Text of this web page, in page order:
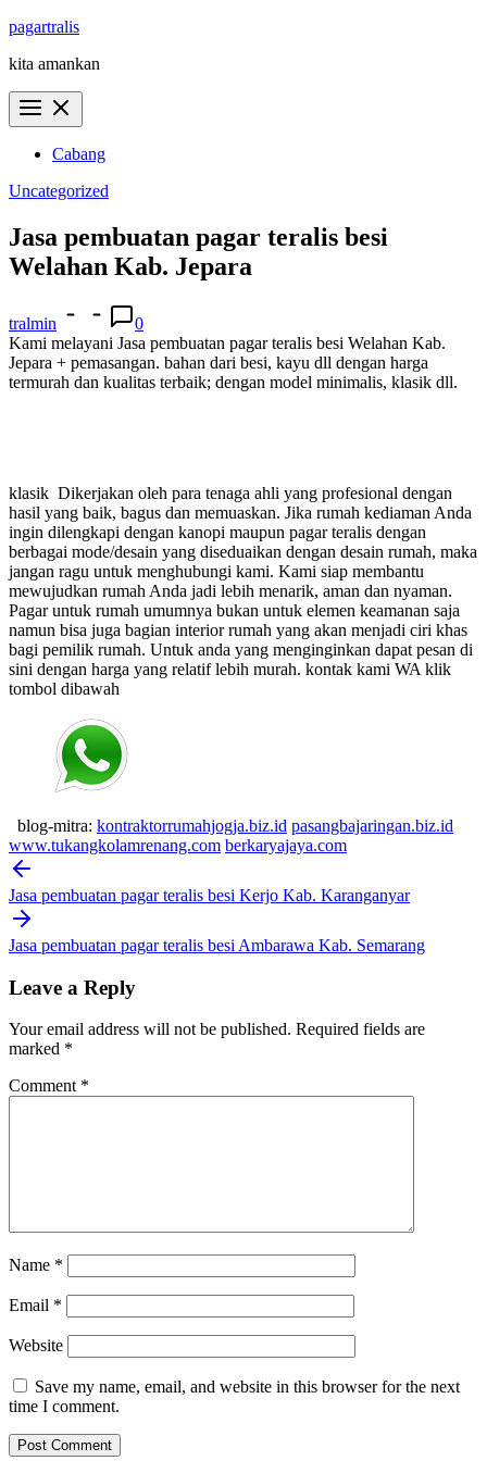
Skip
content
pagartralis
kita amankan
Cabang
Uncategorized
Jasa pembuatan pagar teralis besi
Welahan Kab. Jepara
tralmin
0
Kami melayani Jasa pembuatan pagar teralis besi Welahan Kab.
Jepara + pemasangan. bahan dari besi, kayu dll dengan harga
termurah dan kualitas terbaik; dengan model minimalis, klasik dll.
klasik Dikerjakan oleh para tenaga ahli yang profesional dengan
hasil yang baik, bagus dan memuaskan. Jika rumah kediaman Anda
ingin dilengkapi dengan kanopi maupun pagar teralis dengan
berbagai mode/desain yang diseduaikan dengan desain rumah, maka
jangan ragu untuk menghubungi kami. Kami siap membantu
mewujudkan rumah Anda jadi lebih menarik, aman dan nyaman.
Pagar untuk rumah umumnya bukan untuk elemen keamanan saja
namun bisa juga bagian interior rumah yang akan menjadi ciri khas
bagi pemilik rumah. Untuk anda yang menginginkan dapat pesan di
sini dengan harga yang relatif lebih murah. kontak kami WA klik
tombol dibawah
blog-mitra: kontraktorrumahjogja.biz.id pasangbajaringan.biz.id
www.tukangkolamrenang.com berkaryajaya.com
Post
navigation
Jasa pembuatan pagar teralis besi Kerjo Kab. Karanganyar
Jasa pembuatan pagar teralis besi Ambarawa Kab. Semarang
Leave a Reply
Your email address will not be published. Required fields are
marked *
Comment *
Name *
Email *
Website
Save my name, email, and website in this browser for the next
time I comment.